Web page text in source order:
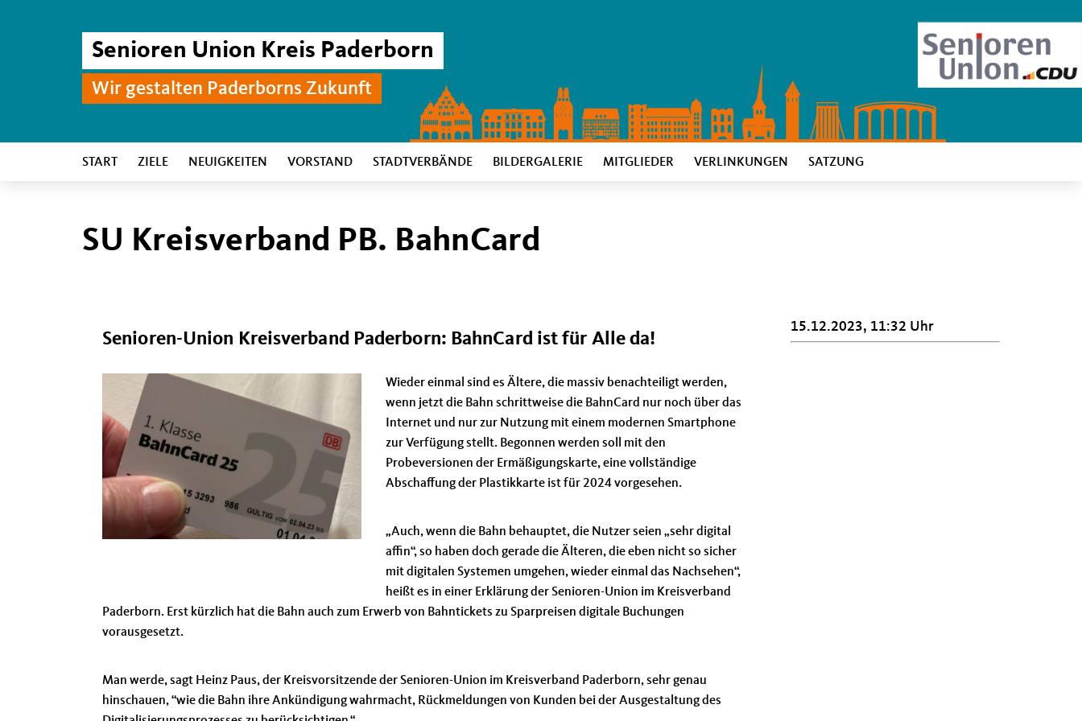
Senioren Union Kreis Paderborn
Wir gestalten Paderborns Zukunft
START ZIELE NEUIGKEITEN VORSTAND STADTVERBÄNDE BILDERGALERIE MITGLIEDER VERLINKUNGEN SATZUNG
SU Kreisverband PB. BahnCard
Senioren-Union Kreisverband Paderborn: BahnCard ist für Alle da!
Wieder einmal sind es Ältere, die massiv benachteiligt werden,
wenn jetzt die Bahn schrittweise die BahnCard nur noch über das
Internet und nur zur Nutzung mit einem modernen Smartphone
zur Verfügung stellt. Begonnen werden soll mit den
Probeversionen der Ermäßigungskarte, eine vollständige
Abschaffung der Plastikkarte ist für 2024 vorgesehen.
Auch, wenn die Bahn behauptet, die Nutzer seien „sehr digital
affin“, so haben doch gerade die Älteren, die eben nicht so sicher
mit digitalen Systemen umgehen, wieder einmal das Nachsehen“,
heißt es in einer Erklärung der Senioren-Union im Kreisverband
Paderborn. Erst kürzlich hat die Bahn auch zum Erwerb von Bahntickets zu Sparpreisen digitale Buchungen
vorausgesetzt.
Man werde, sagt Heinz Paus, der Kreisvorsitzende der Senioren-Union im Kreisverband Paderborn, sehr genau
hinschauen, “wie die Bahn ihre Ankündigung wahrmacht, Rückmeldungen von Kunden bei der Ausgestaltung des
15.12.2023, 11:32 Uhr